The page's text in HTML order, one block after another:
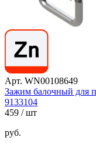
Арт. WN00108649
Зажим балочный для
9133104
459 / шт
руб.